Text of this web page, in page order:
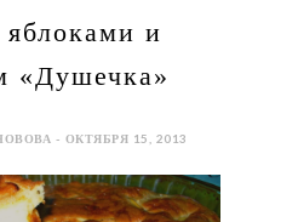
и
«Душечка»
- ОКТЯБРЯ 15, 2013